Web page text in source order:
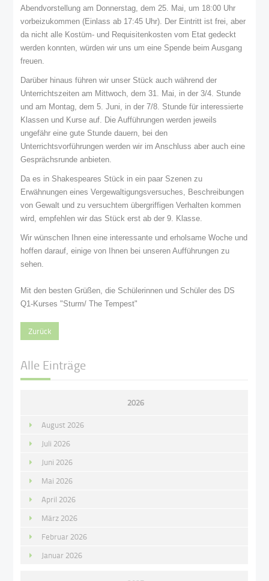
Abendvorstellung am Donnerstag, dem 25. Mai, um 18:00 Uhr
vorbeizukommen (Einlass ab 17:45 Uhr). Der Eintritt ist frei, aber
da nicht alle Kostüm- und Requisitenkosten vom Etat gedeckt
werden konnten, würden wir uns um eine Spende beim Ausgang
freuen.
Darüber hinaus führen wir unser Stück auch während der
Unterrichtszeiten am Mittwoch, dem 31. Mai, in der 3/4. Stunde
und am Montag, dem 5. Juni, in der 7/8. Stunde für interessierte
Klassen und Kurse auf. Die Aufführungen werden jeweils
ungefähr eine gute Stunde dauern, bei den
Unterrichtsvorführungen werden wir im Anschluss aber auch eine
Gesprächsrunde anbieten.
Da es in Shakespeares Stück in ein paar Szenen zu
Erwähnungen eines Vergewaltigungsversuches, Beschreibungen
von Gewalt und zu versuchtem übergriffigen Verhalten kommen
wird, empfehlen wir das Stück erst ab der 9. Klasse.
Wir wünschen Ihnen eine interessante und erholsame Woche und
hoffen darauf, einige von Ihnen bei unseren Aufführungen zu
sehen.
Mit den besten Grüßen, die Schülerinnen und Schüler des DS
Q1-Kurses "Sturm/ The Tempest"
Zurück
Alle Einträge
2026
August 2026
Juli 2026
Juni 2026
Mai 2026
April 2026
März 2026
Februar 2026
Januar 2026